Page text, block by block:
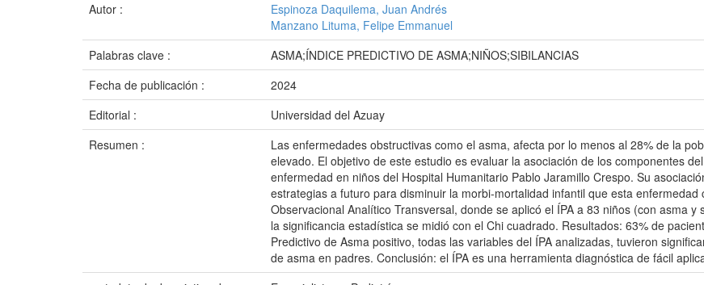
Autor :
Espinoza Daquilema, Juan Andrés
Manzano Lituma, Felipe Emmanuel
Palabras clave :
ASMA;ÍNDICE PREDICTIVO DE ASMA;NIÑOS;SIBILANCIAS
Fecha de publicación :
2024
Editorial :
Universidad del Azuay
Resumen :
Las enfermedades obstructivas como el asma, afecta por lo menos al 28% de la
elevado. El objetivo de este estudio es evaluar la asociación de los componentes
enfermedad en niños del Hospital Humanitario Pablo Jaramillo Crespo. Su
estrategias a futuro para disminuir la morbi-mortalidad infantil que esta
Observacional Analítico Transversal, donde se aplicó el ÍPA a 83 niños (con asma
la significancia estadística se midió con el Chi cuadrado. Resultados: 63% de
Predictivo de Asma positivo, todas las variables del ÍPA analizadas, tuvieron
de asma en padres. Conclusión: el ÍPA es una herramienta diagnóstica de fácil